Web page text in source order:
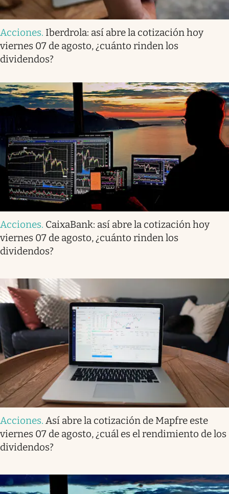
Acciones. Iberdrola: así abre la cotización hoy
viernes 07 de agosto, ¿cuánto rinden los
dividendos?
Acciones. CaixaBank: así abre la cotización hoy
viernes 07 de agosto, ¿cuánto rinden los
dividendos?
Acciones. Así abre la cotización de Mapfre este
viernes 07 de agosto, ¿cuál es el rendimiento de los
dividendos?